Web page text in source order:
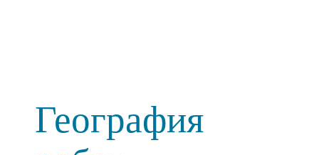
География